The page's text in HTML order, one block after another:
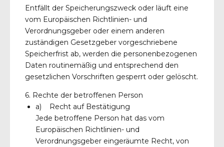
Entfällt der Speicherungszweck oder läuft eine
vom Europäischen Richtlinien- und
Verordnungsgeber oder einem anderen
zuständigen Gesetzgeber vorgeschriebene
Speicherfrist ab, werden die personenbezogenen
Daten routinemäßig und entsprechend den
gesetzlichen Vorschriften gesperrt oder gelöscht.
6. Rechte der betroffenen Person
a) Recht auf Bestätigung
Jede betroffene Person hat das vom
Europäischen Richtlinien- und
Verordnungsgeber eingeräumte Recht, von